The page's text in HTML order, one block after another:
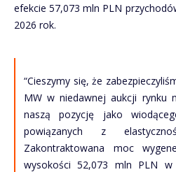
efekcie 57,073 mln PLN
2026 rok.
“Cieszymy się, że
MW w niedawnej aukcji rynku
naszą pozycję jako
powiązanych z
Zakontraktowana moc
wysokości 52,073 mln PLN